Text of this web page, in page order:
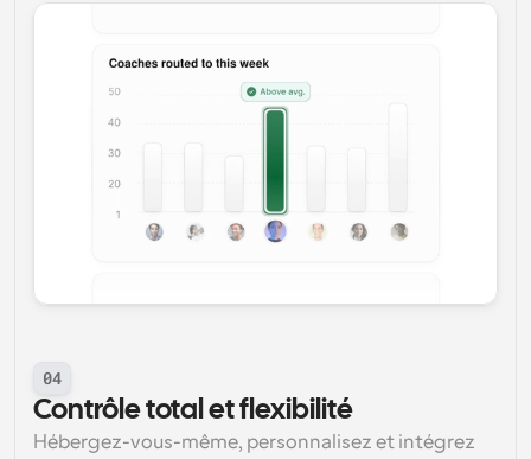
04
Contrôle total et flexibilité
Hébergez-vous-même, personnalisez et intégrez